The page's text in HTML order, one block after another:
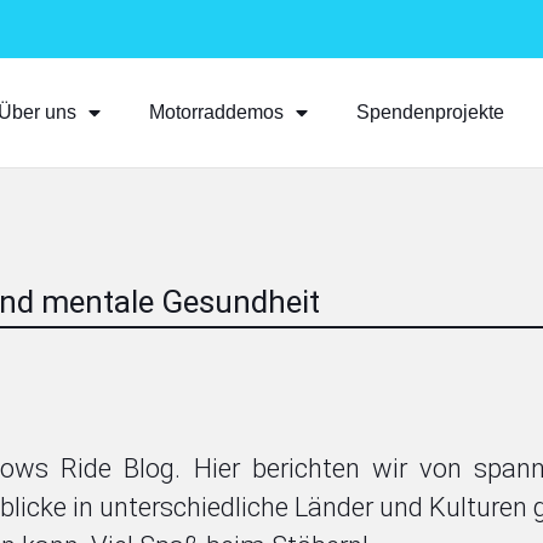
uns Motorraddemos Spendenprojekte
mentale Gesundheit
Ride Blog. Hier berichten wir von
in unterschiedliche Länder und Kulturen